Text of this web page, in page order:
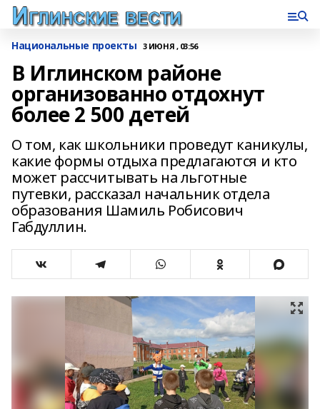
Национальные проекты 3 ИЮНЯ , 03:56
В Иглинском районе
организованно отдохнут
более 2 500 детей
О том, как школьники проведут каникулы,
какие формы отдыха предлагаются и кто
может рассчитывать на льготные
путевки, рассказал начальник отдела
образования Шамиль Робисович
Габдуллин.